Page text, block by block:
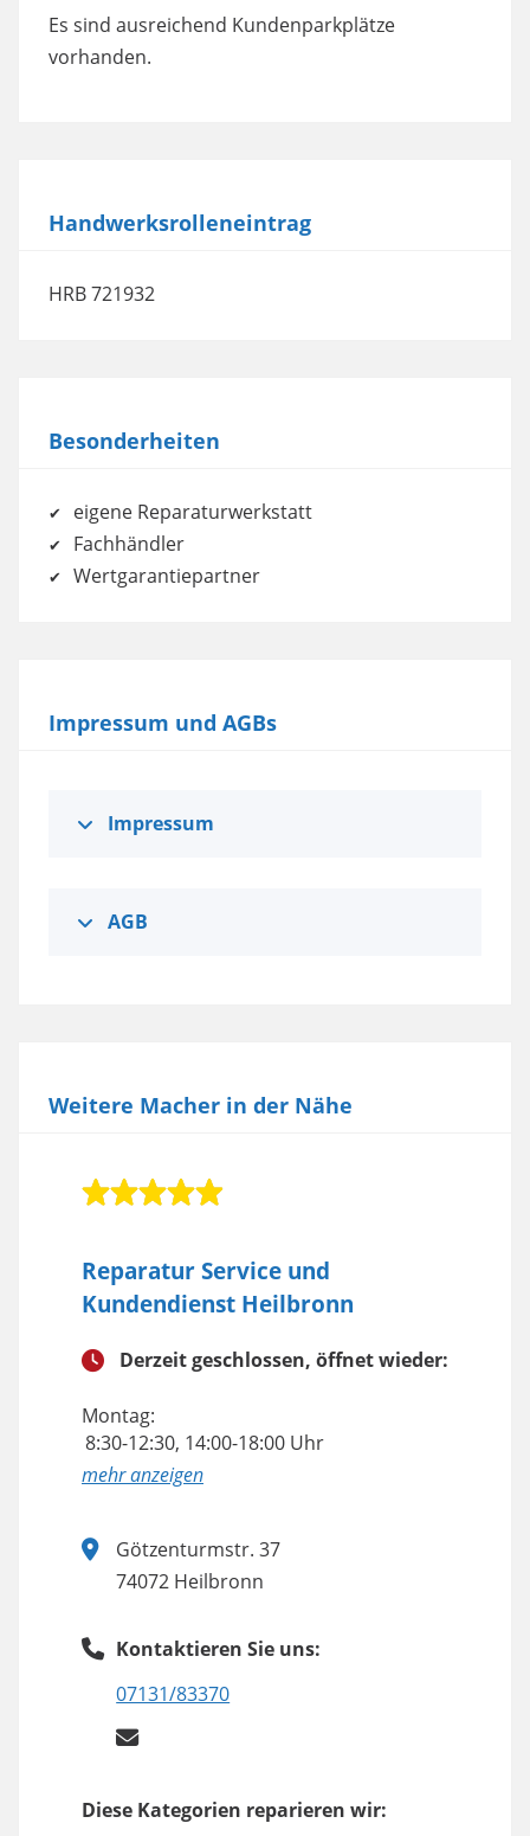
powered byUsercentrics Consent
Management Platform
Es sind ausreichend Kundenparkplätze
vorhanden.
Handwerksrolleneintrag
HRB 721932
Besonderheiten
eigene Reparaturwerkstatt
Fachhändler
Wertgarantiepartner
Impressum und AGBs
Impressum
AGB
Weitere Macher in der Nähe
Reparatur Service und
Kundendienst Heilbronn
Derzeit geschlossen, öffnet wieder:
Montag:
8:30-12:30, 14:00-18:00 Uhr
anzeigen
Götzenturmstr. 37
74072 Heilbronn
Kontaktieren Sie uns:
07131/83370
Diese Kategorien reparieren wir: